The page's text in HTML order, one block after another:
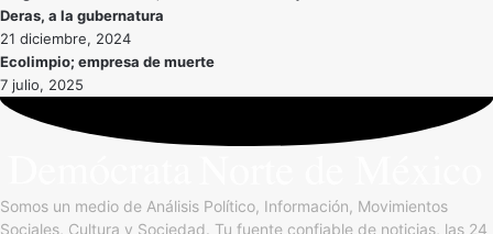
Deras, a la gubernatura
21 diciembre, 2024
Ecolimpio; empresa de muerte
7 julio, 2025
Somos un medio de Análisis Político, Información, Movimientos
Sociales, Cultura y Sociedad. Tu fuente confiable de noticias, las 24